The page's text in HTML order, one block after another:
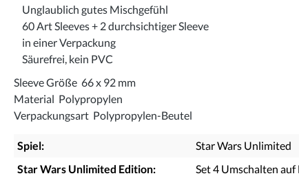
Unglaublich gutes Mischgefühl
60 Art Sleeves + 2 durchsichtiger Sleeve
in einer Verpackung
Säurefrei, kein PVC
Sleeve Größe 66 x 92 mm
Material Polypropylen
Verpackungsart Polypropylen-Beutel
Spiel:
Star Wars Unlimited
Star Wars Unlimited Edition:
Set 4 Umschalten